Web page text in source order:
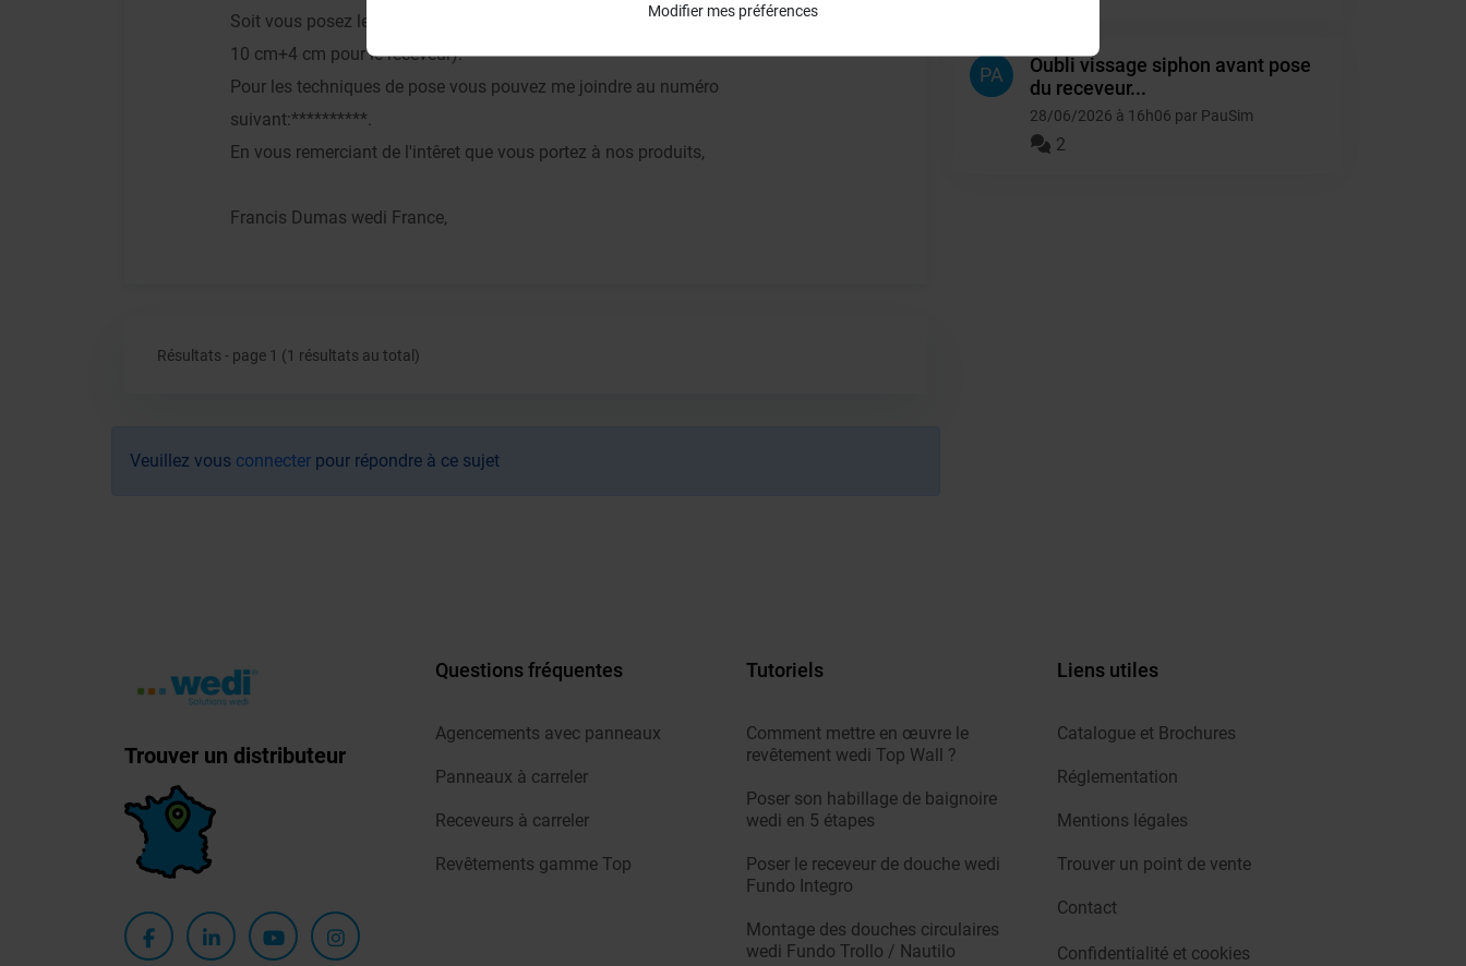
Soit vous posez le receveur sur une réhausse wedi ( hauteur de la réhausse
10 cm+4 cm pour le receveur).
Pour les techniques de pose vous pouvez me joindre au numéro
suivant:**********.
En vous remerciant de l'intêret que vous portez à nos produits,
Francis Dumas wedi France,
Résultats - page 1 (1 résultats au total)
Veuillez vous connecter pour répondre à ce sujet
PA
Oubli vissage siphon avant pose
du receveur...
28/06/2026 à 16h06 par PauSim
2
Trouver un distributeur
Questions fréquentes
Agencements avec panneaux
Panneaux à carreler
Receveurs à carreler
Revêtements gamme Top
Tutoriels
Comment mettre en œuvre le
revêtement wedi Top Wall ?
Poser son habillage de baignoire
wedi en 5 étapes
Poser le receveur de douche wedi
Fundo Integro
Montage des douches circulaires
wedi Fundo Trollo / Nautilo
Liens utiles
Catalogue et Brochures
Réglementation
Mentions légales
Trouver un point de vente
Contact
Confidentialité et cookies
Modifier mes préférences